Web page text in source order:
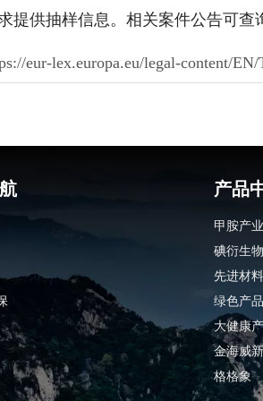
提供抽样信息。相关案件公告可查
eur-lex.europa.eu/legal-content/
产品
甲胺产
碘衍生
先进材
绿色产品
大健康
金海威
格格象